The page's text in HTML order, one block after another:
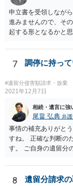
人は応じない姿勢を
主張としては維持し
しどころ）としては
れません。
申立書を受領しなが
進みませんので、そ
起する形となるかと
め、後からひっくり
す。 公開相談の場
7 調停に持っ
#遺留分侵害額請求・放棄
2021年12月7日
相続・遺言に強
尾畠 弘典 弁
事情の補充ありがと
すね。 正確な判断の
す。 ご自身の遺留分
相談されるのが良い
8
遺留分請求